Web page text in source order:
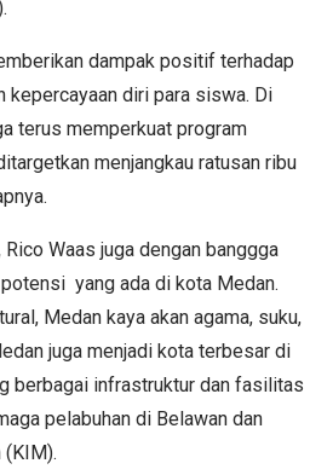
dampak positif terhadap
kepercayaan diri para siswa. Di
terus memperkuat program
menjangkau ratusan ribu
Waas juga dengan banggga
yang ada di kota Medan.
Medan kaya akan agama, suku,
juga menjadi kota terbesar di
berbagai infrastruktur dan fasilitas
pelabuhan di Belawan dan
(KIM).